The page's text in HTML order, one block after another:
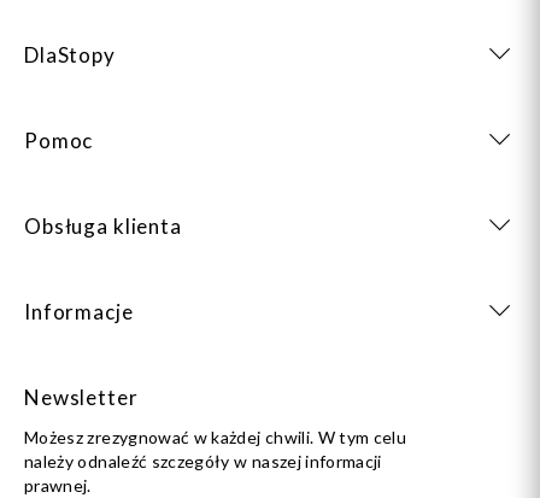
DlaStopy
Pomoc
Obsługa klienta
Informacje
Newsletter
Możesz zrezygnować w każdej chwili. W tym celu
należy odnaleźć szczegóły w naszej informacji
prawnej.